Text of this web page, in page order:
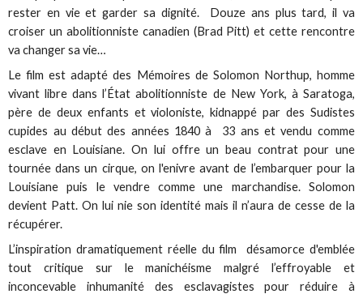
rester en vie et garder sa dignité. Douze ans plus tard, il va
croiser un abolitionniste canadien (Brad Pitt) et cette rencontre
va changer sa vie…
Le film est adapté des Mémoires de Solomon Northup, homme
vivant libre dans l’État abolitionniste de New York, à Saratoga,
père de deux enfants et violoniste, kidnappé par des Sudistes
cupides au début des années 1840 à 33 ans et vendu comme
esclave en Louisiane. On lui offre un beau contrat pour une
tournée dans un cirque, on l'enivre avant de l’embarquer pour la
Louisiane puis le vendre comme une marchandise. Solomon
devient Patt. On lui nie son identité mais il n’aura de cesse de la
récupérer.
L’inspiration dramatiquement réelle du film désamorce d'emblée
tout critique sur le manichéisme malgré l’effroyable et
inconcevable inhumanité des esclavagistes pour réduire à